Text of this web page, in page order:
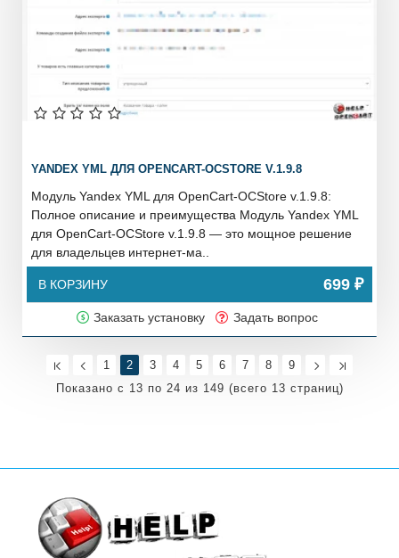
YANDEX YML ДЛЯ OPENCART-OCSTORE V.1.9.8
Модуль Yandex YML для OpenCart-OCStore v.1.9.8:
Полное описание и преимущества Модуль Yandex YML
для OpenCart-OCStore v.1.9.8 — это мощное решение
для владельцев интернет-ма..
В КОРЗИНУ 699 ₽
Заказать установку Задать вопрос
1 2 3 4 5 6 7 8
9
Показано с 13 по 24 из 149 (всего 13 страниц)